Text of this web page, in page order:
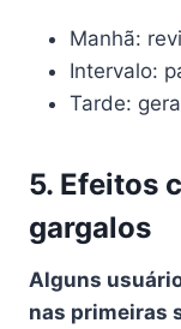
Manhã:
Intervalo:
Tarde:
5. Efeitos
gargalos
Alguns
nas primeiras